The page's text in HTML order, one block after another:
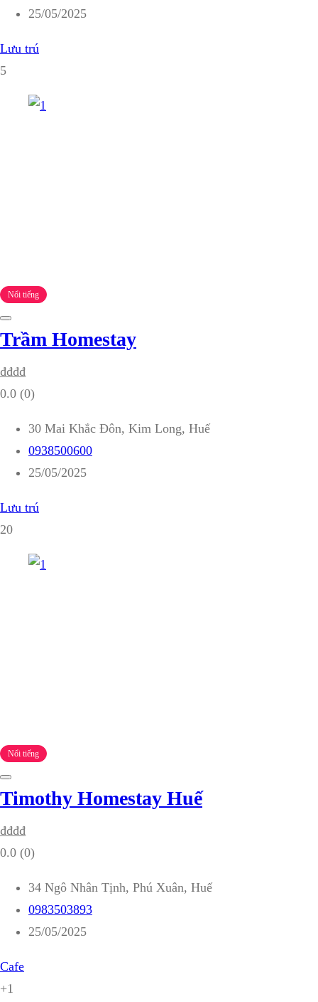
25/05/2025
Lưu trú
5
Nổi tiếng
Trầm Homestay
₫₫₫₫
0.0 (0)
30 Mai Khắc Đôn, Kim Long, Huế
0938500600
25/05/2025
Lưu trú
20
Nổi tiếng
Timothy Homestay Huế
₫₫₫₫
0.0 (0)
34 Ngô Nhân Tịnh, Phú Xuân, Huế
0983503893
25/05/2025
Cafe
+1